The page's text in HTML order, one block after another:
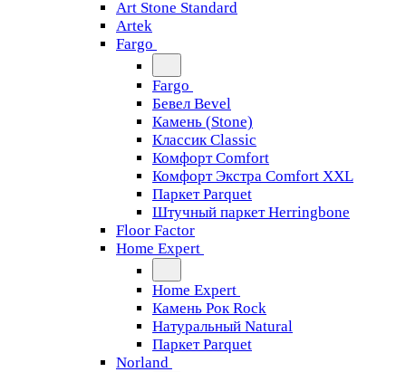
Art Stone Standard
Artek
Fargo
Fargo
Бевел Bevel
Камень (Stone)
Классик Classic
Комфорт Comfort
Комфорт Экстра Comfort XXL
Паркет Parquet
Штучный паркет Herringbone
Floor Factor
Home Expert
Home Expert
Камень Рок Rock
Натуральный Natural
Паркет Parquet
Norland